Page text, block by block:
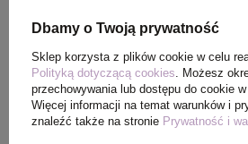
produktu
PAKOWANIE
Dbamy o Twoją prywatność
Sklep korzysta z plików cookie w celu
Polityką dotyczącą cookies . Możesz
przechowywania lub dostępu do cookie w
Więcej informacji na temat warunków i
znaleźć także na stronie Prywatność i